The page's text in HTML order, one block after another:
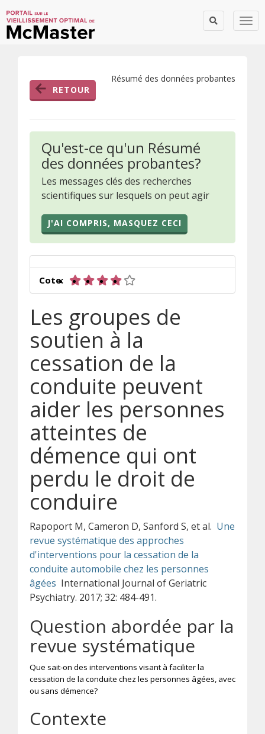
RETOUR
Résumé des données probantes
Qu'est-ce qu'un Résumé
des données probantes?
Les messages clés des recherches
scientifiques sur lesquels on peut agir
J'AI COMPRIS, MASQUEZ CECI
Cote:
Les groupes de
soutien à la
cessation de la
conduite peuvent
aider les personnes
atteintes de
démence qui ont
perdu le droit de
conduire
Rapoport M, Cameron D, Sanford S, et al. Une
revue systématique des approches
d'interventions pour la cessation de la
conduite automobile chez les personnes
âgées International Journal of Geriatric
Psychiatry. 2017; 32: 484-491.
Question abordée par la
revue systématique
Que sait-on des interventions visant à faciliter la
cessation de la conduite chez les personnes âgées, avec
ou sans démence?
Contexte